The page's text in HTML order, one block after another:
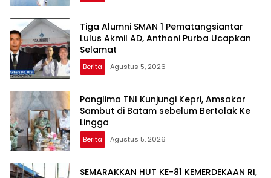
Tiga Alumni SMAN 1 Pematangsiantar
Lulus Akmil AD, Anthoni Purba Ucapkan
Selamat
Berita Agustus 5, 2026
Panglima TNI Kunjungi Kepri, Amsakar
Sambut di Batam sebelum Bertolak Ke
Lingga
Berita Agustus 5, 2026
SEMARAKKAN HUT KE-81 KEMERDEKAAN RI,